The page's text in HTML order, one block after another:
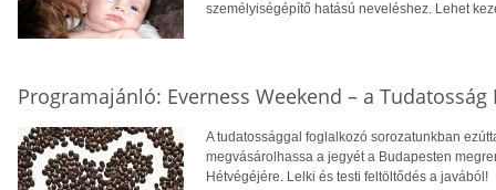
személyiségépítő hatású neveléshez. Lehet
Programajánló: Everness Weekend – a Tudatosság
A tudatossággal foglalkozó sorozatunkban
megvásárolhassa a jegyét a Budapesten
Hétvégéjére. Lelki és testi feltöltődés a javából!